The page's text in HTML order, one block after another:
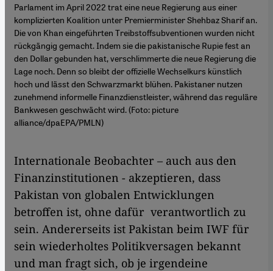
Parlament im April 2022 trat eine neue Regierung aus einer
komplizierten Koalition unter Premierminister Shehbaz Sharif an.
Die von Khan eingeführten Treibstoffsubventionen wurden nicht
rückgängig gemacht. Indem sie die pakistanische Rupie fest an
den Dollar gebunden hat, verschlimmerte die neue Regierung die
Lage noch. Denn so bleibt der offizielle Wechselkurs künstlich
hoch und lässt den Schwarzmarkt blühen. Pakistaner nutzen
zunehmend informelle Finanzdienstleister, während das reguläre
Bankwesen geschwächt wird. (Foto: picture
alliance/dpaEPA/PMLN)
Internationale Beobachter – auch aus den
Finanzinstitutionen - akzeptieren, dass
Pakistan von globalen Entwicklungen
betroffen ist, ohne dafür verantwortlich zu
sein. Andererseits ist Pakistan beim IWF für
sein wiederholtes Politikversagen bekannt
und man fragt sich, ob je irgendeine